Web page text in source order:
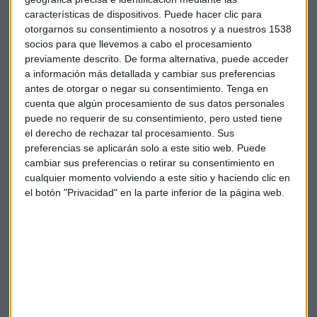
características de dispositivos. Puede hacer clic para
otorgarnos su consentimiento a nosotros y a nuestros 1538
socios para que llevemos a cabo el procesamiento
previamente descrito. De forma alternativa, puede acceder
a información más detallada y cambiar sus preferencias
antes de otorgar o negar su consentimiento. Tenga en
cuenta que algún procesamiento de sus datos personales
puede no requerir de su consentimiento, pero usted tiene
el derecho de rechazar tal procesamiento. Sus
preferencias se aplicarán solo a este sitio web. Puede
cambiar sus preferencias o retirar su consentimiento en
cualquier momento volviendo a este sitio y haciendo clic en
el botón "Privacidad" en la parte inferior de la página web.
millones de euros desde enero y la ratio de cobertura roza el
53%.
Suscríbete a nuestros boletines
Te enviaremos las noticias más importantes del día